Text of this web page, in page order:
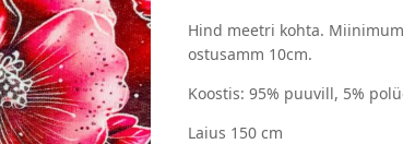
Hind meetri kohta.
ostusamm 10cm.
Koostis: 95% puuvill, 5%
Laius 150 cm